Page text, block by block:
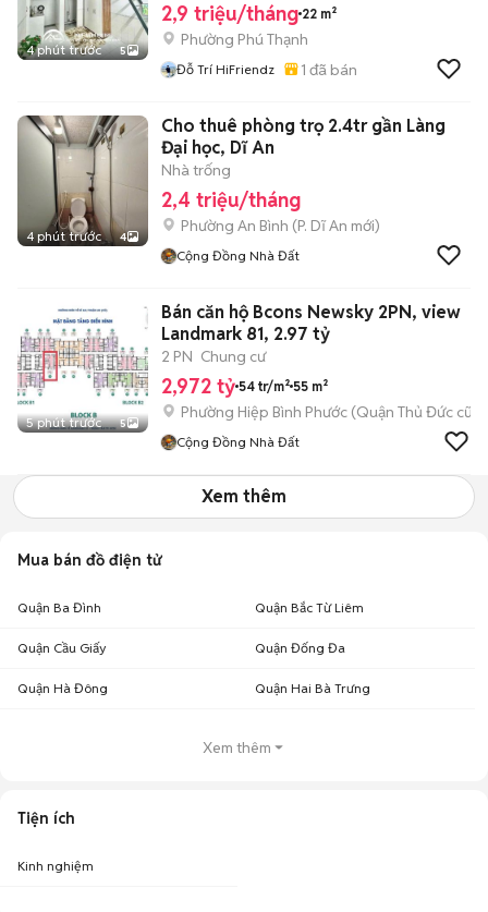
4 phút trước 5
2,9 triệu/tháng 22 m²
Phường Phú Thạnh
Đỗ Trí HiFriendz 1 đã bán
4 phút trước 4
Cho thuê phòng trọ 2.4tr gần Làng
Đại học, Dĩ An
Nhà trống
2,4 triệu/tháng
Phường An Bình (P. Dĩ An mới)
Cộng Đồng Nhà Đất
5 phút trước 5
Bán căn hộ Bcons Newsky 2PN, view
Landmark 81, 2.97 tỷ
2 PN Chung cư
2,972 tỷ 54 tr/m² 55 m²
Phường Hiệp Bình Phước (Quận Thủ Đức cũ)
Cộng Đồng Nhà Đất
Xem thêm
Mua bán đồ điện tử
Quận Ba Đình Quận Bắc Từ Liêm
Quận Cầu Giấy Quận Đống Đa
Quận Hà Đông Quận Hai Bà Trưng
Xem thêm
Tiện ích
Kinh nghiệm